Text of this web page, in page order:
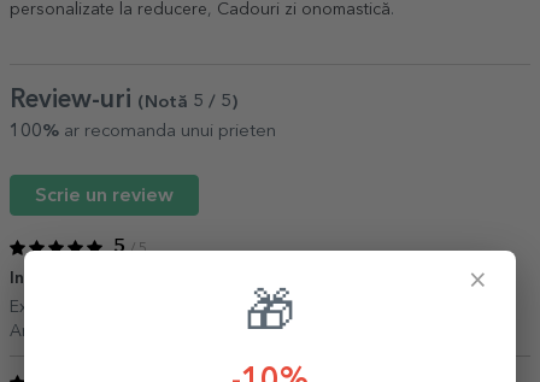
personalizate la reducere, Cadouri zi onomastică.
Review-uri (Notă 5 / 5 )
100% ar recomanda unui prieten
Scrie un review
5/ 5
Intotdeauna cea mai buna alegere
Exceptional ca intotdeauna.
Andreia Cosmina,
×
🎁